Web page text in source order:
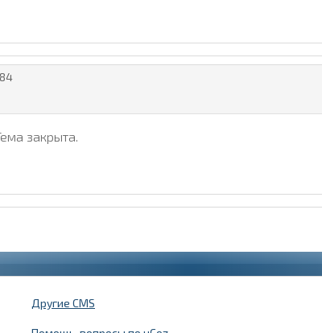
закрыта.
Другие CMS